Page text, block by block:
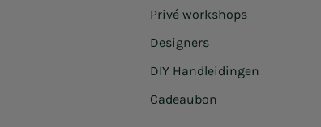
Privé workshops
Designers
DIY Handleidingen
Cadeaubon